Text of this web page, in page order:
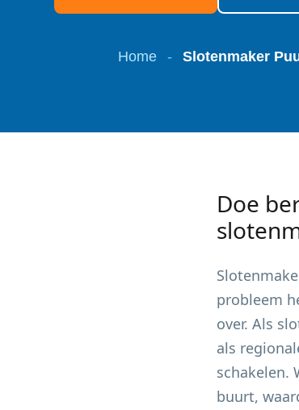
Home - Slotenmaker
Doe
probleem
over. Als
als
schakelen.
buurt,